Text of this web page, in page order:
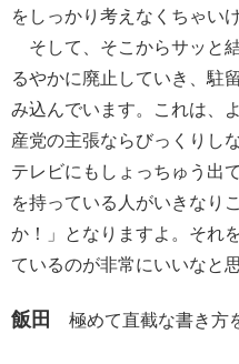
をしっかり考えなくちゃい
そして、そこからサッと
るやかに廃止していき、駐
み込んでいます。これは、
産党の主張ならびっくりし
テレビにもしょっちゅう出
を持っている人がいきなり
か！」となりますよ。それ
ているのが非常にいいなと
飯田 極めて直截な書き方